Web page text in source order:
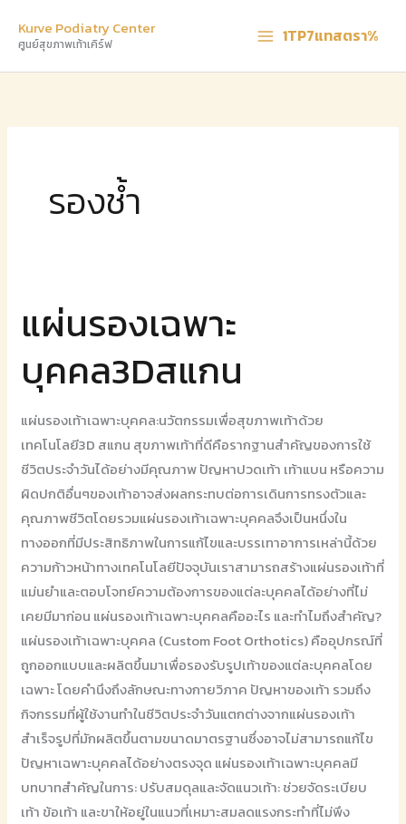
Kurve Podiatry Center
ศูนย์สุขภาพเท้าเคิร์ฟ 1TP7แทสตรา%
รองช้ำ
แผ่นรองเฉพาะ
บุคคล3Dสแกน
แผ่นรองเท้าเฉพาะบุคคล:นวัตกรรมเพื่อสุขภาพเท้าด้วย
เทคโนโลยี3D สแกน สุขภาพเท้าที่ดีคือรากฐานสำคัญของการใช้
ชีวิตประจำวันได้อย่างมีคุณภาพ ปัญหาปวดเท้า เท้าแบน หรือความ
ผิดปกติอื่นๆของเท้าอาจส่งผลกระทบต่อการเดินการทรงตัวและ
คุณภาพชีวิตโดยรวมแผ่นรองเท้าเฉพาะบุคคลจึงเป็นหนึ่งใน
ทางออกที่มีประสิทธิภาพในการแก้ไขและบรรเทาอาการเหล่านี้ด้วย
ความก้าวหน้าทางเทคโนโลยีปัจจุบันเราสามารถสร้างแผ่นรองเท้าที่
แม่นยำและตอบโจทย์ความต้องการของแต่ละบุคคลได้อย่างที่ไม่
เคยมีมาก่อน แผ่นรองเท้าเฉพาะบุคคลคืออะไร และทำไมถึงสำคัญ?
แผ่นรองเท้าเฉพาะบุคคล (Custom Foot Orthotics) คืออุปกรณ์ที่
ถูกออกแบบและผลิตขึ้นมาเพื่อรองรับรูปเท้าของแต่ละบุคคลโดย
เฉพาะ โดยคำนึงถึงลักษณะทางกายวิภาค ปัญหาของเท้า รวมถึง
กิจกรรมที่ผู้ใช้งานทำในชีวิตประจำวันแตกต่างจากแผ่นรองเท้า
สำเร็จรูปที่มักผลิตขึ้นตามขนาดมาตรฐานซึ่งอาจไม่สามารถแก้ไข
ปัญหาเฉพาะบุคคลได้อย่างตรงจุด แผ่นรองเท้าเฉพาะบุคคลมี
บทบาทสำคัญในการ: ปรับสมดุลและจัดแนวเท้า: ช่วยจัดระเบียบ
เท้า ข้อเท้า และขาให้อยู่ในแนวที่เหมาะสมลดแรงกระทำที่ไม่พึง
รอง
เฉพาะ
บุคคล3Dสแกน